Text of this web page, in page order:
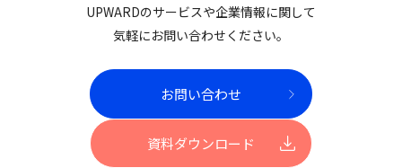
UPWARDのサービスや企業情報に関して
気軽にお問い合わせください。
お問い合わせ
資料ダウンロード